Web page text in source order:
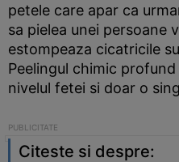
petele care apar ca
sa pielea unei persoane
estompeaza cicatricile
Peelingul chimic
nivelul fetei si doar o
Citeste si despre: